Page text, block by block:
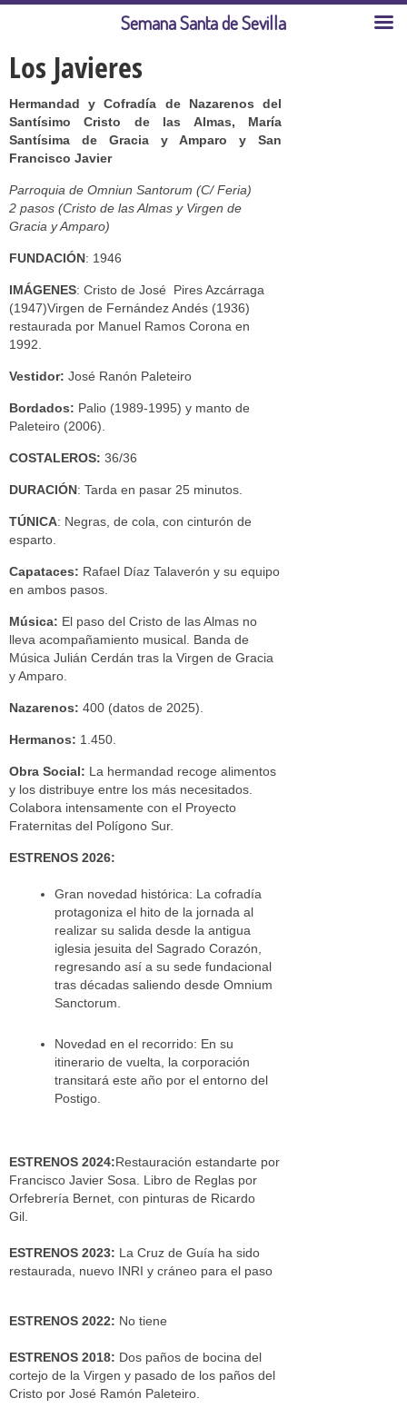
Los Javieres
Hermandad y Cofradía de Nazarenos del
Santísimo Cristo de las Almas, María
Santísima de Gracia y Amparo y San
Francisco Javier
Parroquia de Omniun Santorum (C/ Feria)
2 pasos (Cristo de las Almas y Virgen de
Gracia y Amparo)
FUNDACIÓN: 1946
IMÁGENES: Cristo de José Pires Azcárraga
(1947)Virgen de Fernández Andés (1936)
restaurada por Manuel Ramos Corona en
1992.
Vestidor: José Ranón Paleteiro
Bordados: Palio (1989-1995) y manto de
Paleteiro (2006).
COSTALEROS: 36/36
DURACIÓN: Tarda en pasar 25 minutos.
TÚNICA: Negras, de cola, con cinturón de
esparto.
Capataces: Rafael Díaz Talaverón y su equipo
en ambos pasos.
Música: El paso del Cristo de las Almas no
lleva acompañamiento musical. Banda de
Música Julián Cerdán tras la Virgen de Gracia
y Amparo.
Nazarenos: 400 (datos de 2025).
Hermanos: 1.450.
Obra Social: La hermandad recoge alimentos
y los distribuye entre los más necesitados.
Colabora intensamente con el Proyecto
Fraternitas del Polígono Sur.
ESTRENOS 2026:
Gran novedad histórica: La cofradía
protagoniza el hito de la jornada al
realizar su salida desde la antigua
iglesia jesuita del Sagrado Corazón,
regresando así a su sede fundacional
tras décadas saliendo desde Omnium
Sanctorum.
Novedad en el recorrido: En su
itinerario de vuelta, la corporación
transitará este año por el entorno del
Postigo.
ESTRENOS 2024:Restauración estandarte por
Francisco Javier Sosa. Libro de Reglas por
Orfebrería Bernet, con pinturas de Ricardo
Gil.
ESTRENOS 2023: La Cruz de Guía ha sido
restaurada, nuevo INRI y cráneo para el paso
ESTRENOS 2022: No tiene
ESTRENOS 2018: Dos paños de bocina del
cortejo de la Virgen y pasado de los paños del
Cristo por José Ramón Paleteiro.
Semana Santa de Sevilla